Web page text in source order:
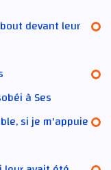
devant leur
à Ses
si je m'appuie